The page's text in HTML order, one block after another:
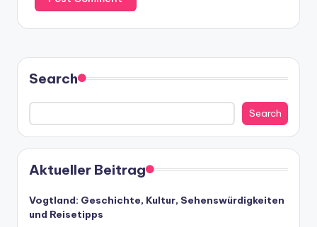
Search
Search
Aktueller Beitrag
Vogtland: Geschichte, Kultur, Sehenswürdigkeiten
und Reisetipps